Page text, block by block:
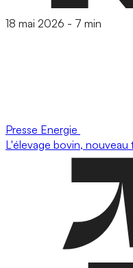
18 mai 2026 - 7 min
Presse Energie
L'élevage bovin, nouveau